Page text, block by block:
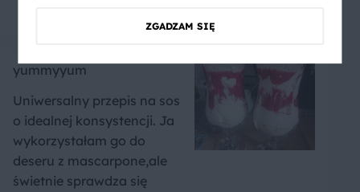
yummyyum
Uniwersalny przepis na sos
o idealnej konsystencji. Ja
wykorzystałam go do
deseru z mascarpone,ale
świetnie sprawdza się
ZGADZAM SIĘ